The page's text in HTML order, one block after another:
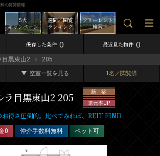
の賃貸情報
フリーレント
検索
週間／閲覧
ランキング
5大
キャンペーン
保存した条件 0 最近見た物件 0
目黒東山2 205
空室一覧を見る 1名／閲覧済
ラ目黒東山2 205
新 築
還元率UP
得さ圧倒的。比べてみれば、REIT FIND
0 仲介手数料無料 ペット可